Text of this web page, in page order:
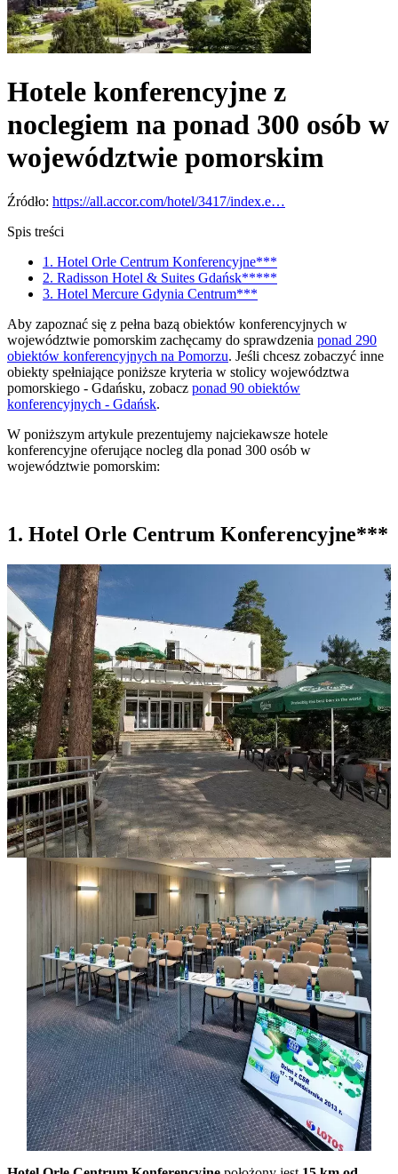
Hotele konferencyjne z
noclegiem na ponad 300 osób w
województwie pomorskim
Źródło: https://all.accor.com/hotel/3417/index.e…
Spis treści
1. Hotel Orle Centrum Konferencyjne***
2. Radisson Hotel & Suites Gdańsk*****
3. Hotel Mercure Gdynia Centrum***
Aby zapoznać się z pełna bazą obiektów konferencyjnych w
województwie pomorskim zachęcamy do sprawdzenia ponad 290
obiektów konferencyjnych na Pomorzu. Jeśli chcesz zobaczyć inne
obiekty spełniające poniższe kryteria w stolicy województwa
pomorskiego - Gdańsku, zobacz ponad 90 obiektów
konferencyjnych - Gdańsk.
W poniższym artykule prezentujemy najciekawsze hotele
konferencyjne oferujące nocleg dla ponad 300 osób w
województwie pomorskim:
1. Hotel Orle Centrum Konferencyjne***